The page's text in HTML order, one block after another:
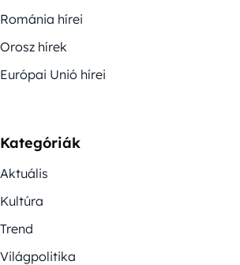
Románia hírei
Orosz hírek
Európai Unió hírei
Kategóriák
Aktuális
Kultúra
Trend
Világpolitika